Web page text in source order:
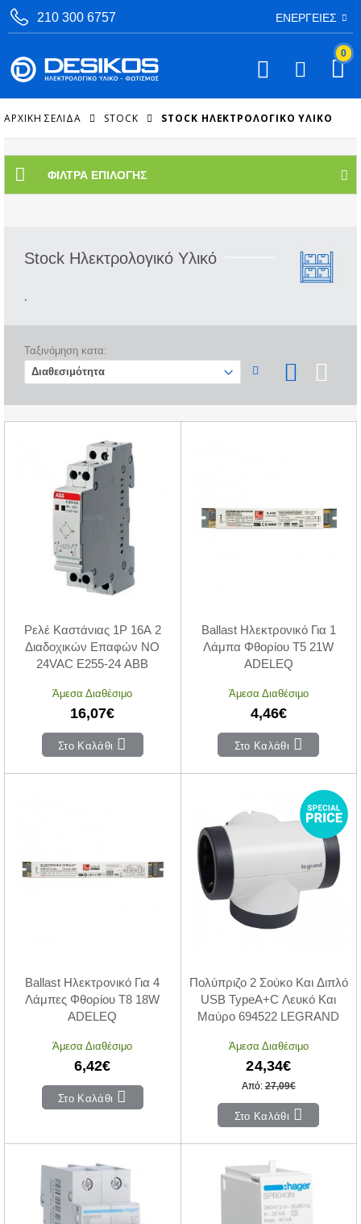
210 300 6757 ΕΝΈΡΓΕΙΕΣ
0
ΑΡΧΙΚΉ ΣΕΛΊΔΑ STOCK STOCK ΗΛΕΚΤΡΟΛΟΓΙΚΌ ΥΛΙΚΌ
ΦΊΛΤΡΑ ΕΠΙΛΟΓΉΣ
Stock Ηλεκτρολογικό Υλικό
.
Ταξινόμηση κατα:
Ρελέ Καστάνιας 1P 16A 2
Διαδοχικών Επαφών NO
24VAC E255-24 ABB
Άμεσα Διαθέσιμο
16,07€
Στο Καλάθι
Ballast Ηλεκτρονικό Για 1
Λάμπα Φθορίου Τ5 21W
ADELEQ
Άμεσα Διαθέσιμο
4,46€
Στο Καλάθι
Ballast Ηλεκτρονικό Για 4
Λάμπες Φθορίου Τ8 18W
ADELEQ
Άμεσα Διαθέσιμο
6,42€
Στο Καλάθι
Πολύπριζο 2 Σούκο Και Διπλό
USB TypeA+C Λευκό Και
Μαύρο 694522 LEGRAND
Άμεσα Διαθέσιμο
24,34€
Από: 27,09€
Στο Καλάθι